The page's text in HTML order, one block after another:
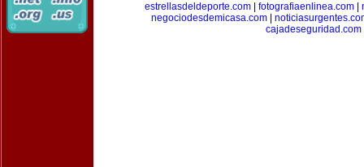
estrellasdeldeporte.com
fotografiaenlinea.com
negociodesdemicasa.com
cajadeseguridad.com